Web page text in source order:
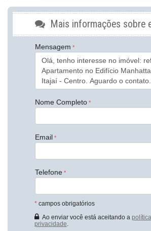
Acabamento em Gesso
Móveis Planejados
Área de Serviço
Piscina Privativa
Sala de Estar
Sala de Jantar
Cozinha Americana
Sacada Integrada
Lavabo
Características do Empreendimento
Sala de Jogos
Piscina
Portão Eletrônico
Playground
Piscina Infantil
Elevador
Hall Decorado e Mobiliado
Endereço:
Mais informações sobre
Mensagem
Nome Completo
Email
Telefone
* campos obrigatórios
Ao enviar você está aceitando a
privacidade